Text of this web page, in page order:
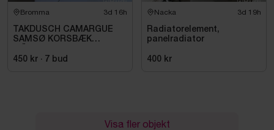
Bromma 3d 16h
TAKDUSCH CAMARGUE
SAMSØ KORSBÆK
450 kr · 7 bud
Nacka 3d 19h
Radiatorelement,
panelradiator
400 kr
Visa fler objekt